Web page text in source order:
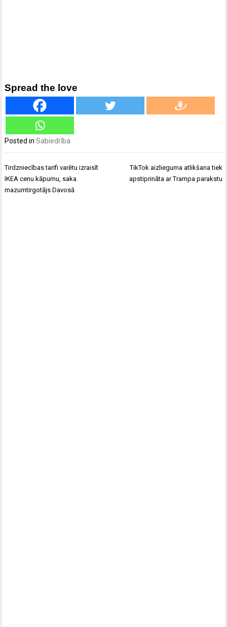
Spread the love
Posted inSabiedrība
Ziņu
izvēlne
Tirdzniecības tarifi varētu izraisīt
IKEA cenu kāpumu, saka
mazumtirgotājs Davosā
TikTok aizlieguma atlikšana tiek
apstiprināta ar Trampa parakstu